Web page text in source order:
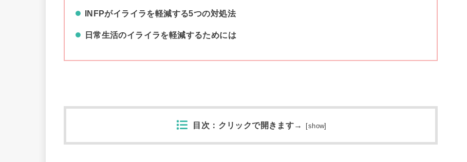
INFPがイライラを軽減する5つの対処法
日常生活のイライラを軽減するためには
目次：クリックで開きます→ show]